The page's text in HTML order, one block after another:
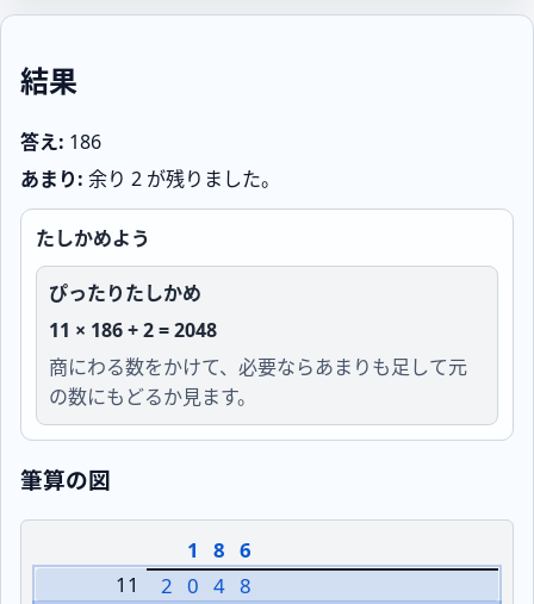
結果
答え: 186
あまり: 余り 2 が残りました。
たしかめよう
ぴったりたしかめ
11 × 186 + 2 = 2048
商にわる数をかけて、必要ならあまりも足して元
の数にもどるか見ます。
筆算の図
1 8 6
11
2 0 4 8